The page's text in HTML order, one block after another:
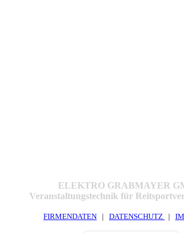
ELEKTRO GRABMAYER
Veranstaltungstechnik für
FIRMENDATEN DATENSCHUTZ